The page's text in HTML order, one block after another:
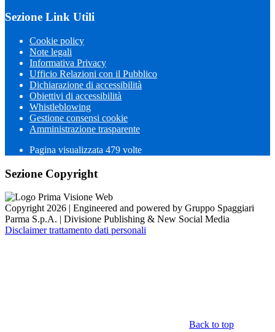
Sezione Link Utili
Cookie policy
Note legali
Informativa Privacy
Ufficio Relazioni con il Pubblico
Dichiarazione di accessibilità
Obiettivi di accessibilità
Whistleblowing
Gestione consensi cookie
Amministrazione trasparente
Pagina visualizzata 479 volte
Sezione Copyright
Copyright 2026 | Engineered and powered by Gruppo Spaggiari
Parma S.p.A. | Divisione Publishing & New Social Media
Disclaimer trattamento dati personali
Back to top